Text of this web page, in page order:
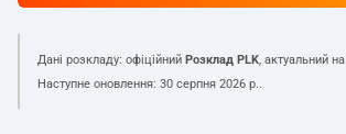
Дані розкладу: офіційний Розклад PLK, актуальний на
Наступне оновлення: 30 серпня 2026 р..